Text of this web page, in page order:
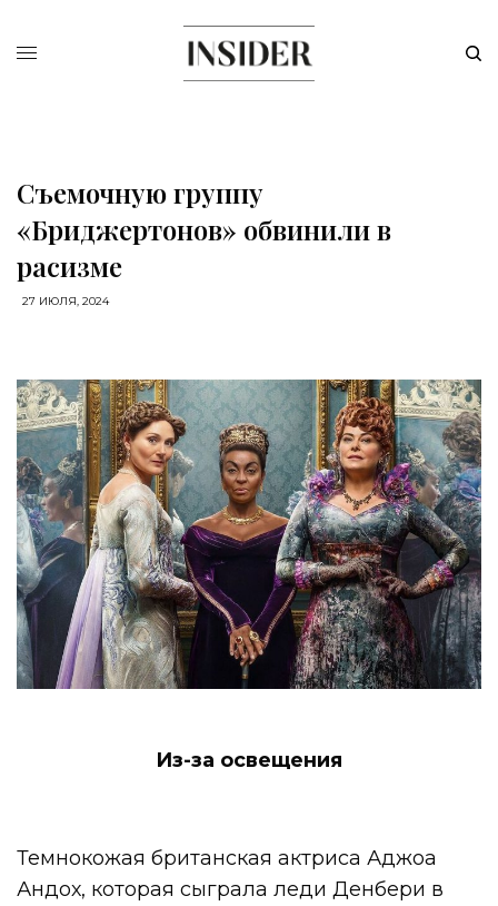
Съемочную группу
«Бриджертонов» обвинили в
расизме
27 ИЮЛЯ, 2024
Из-за освещения
Темнокожая британская актриса Аджоа
Андох, которая сыграла леди Денбери в